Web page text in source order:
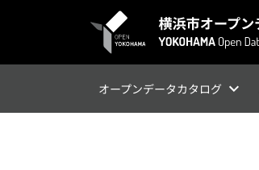
オープンデータカタログ